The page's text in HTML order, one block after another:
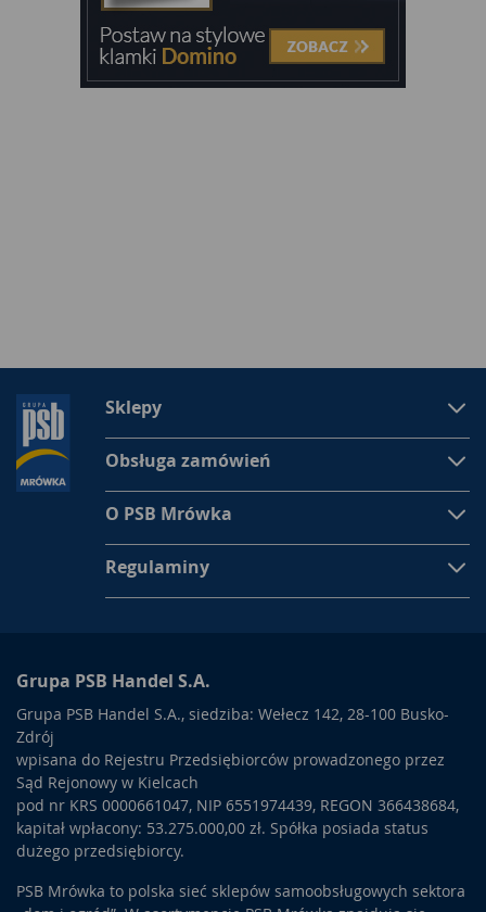
Sklepy
Obsługa zamówień
O PSB Mrówka
Regulaminy
Grupa PSB Handel S.A.
Grupa PSB Handel S.A., siedziba: Wełecz 142, 28-100 Busko-
Zdrój
wpisana do Rejestru Przedsiębiorców prowadzonego przez
Sąd Rejonowy w Kielcach
pod nr KRS 0000661047, NIP 6551974439, REGON 366438684,
kapitał wpłacony: 53.275.000,00 zł. Spółka posiada status
dużego przedsiębiorcy.
PSB Mrówka to polska sieć sklepów samoobsługowych sektora